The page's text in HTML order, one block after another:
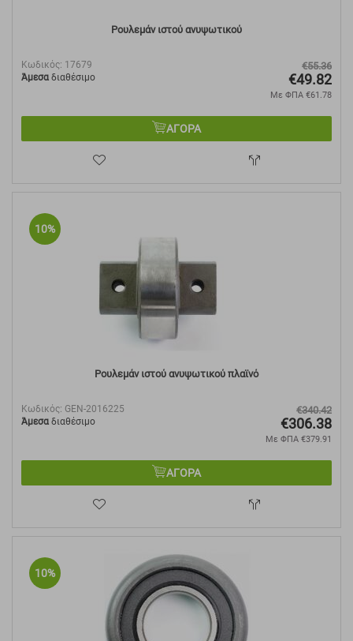
Ρουλεμάν ιστού ανυψωτικού
Κωδικός: 17679
Άμεσα διαθέσιμο
€55.36
€49.82
Με ΦΠΑ €61.78
ΑΓΟΡΑ
10%
Ρουλεμάν ιστού ανυψωτικού πλαϊνό
Κωδικός: GEN-2016225
Άμεσα διαθέσιμο
€340.42
€306.38
Με ΦΠΑ €379.91
ΑΓΟΡΑ
10%